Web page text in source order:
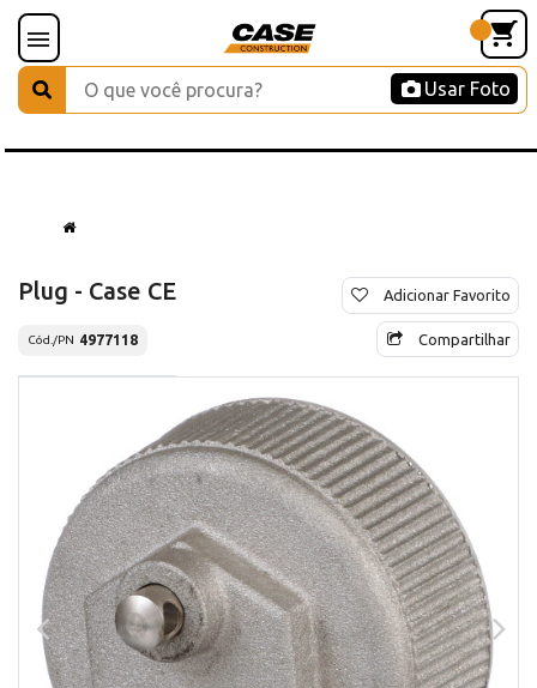
Usar Foto
Plug - Case CE
Cód./PN 4977118
Adicionar Favorito
Compartilhar